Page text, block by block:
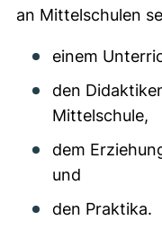
an Mittelschulen
einem
den
Mittelschule,
dem
und
den Praktika.